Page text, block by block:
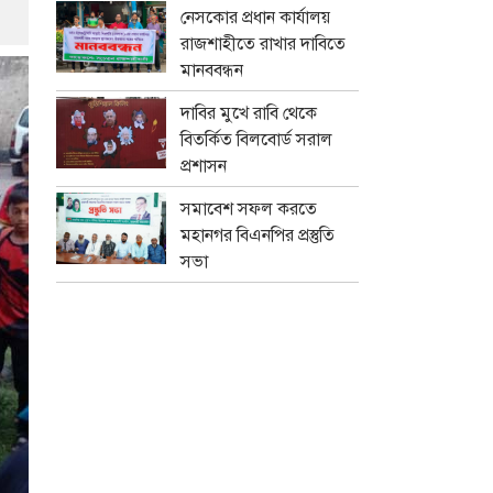
নেসকোর প্রধান কার্যালয়
রাজশাহীতে রাখার দাবিতে
মানববন্ধন
দাবির মুখে রাবি থেকে
বিতর্কিত বিলবোর্ড সরাল
প্রশাসন
সমাবেশ সফল করতে
মহানগর বিএনপির প্রস্তুতি
সভা